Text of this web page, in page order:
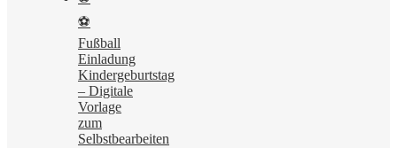
⚽
Fußball
Einladung
Kindergeburtstag
– Digitale
Vorlage
zum
Selbstbearbeiten